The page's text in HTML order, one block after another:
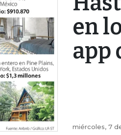
en
app
miércoles, 7